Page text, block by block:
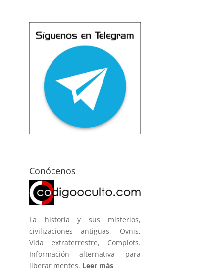
Conócenos
La historia y sus misterios,
civilizaciones antiguas, Ovnis,
Vida extraterrestre, Complots.
Información alternativa para
liberar mentes. Leer más